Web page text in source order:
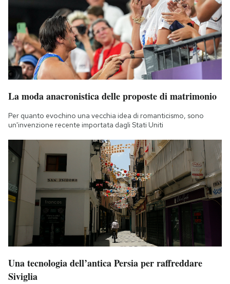
La moda anacronistica delle proposte di matrimonio
Per quanto evochino una vecchia idea di romanticismo, sono
un'invenzione recente importata dagli Stati Uniti
Una tecnologia dell’antica Persia per raffreddare
Siviglia